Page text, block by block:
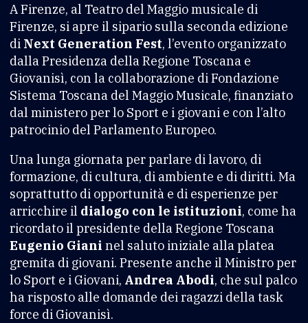
A Firenze, al Teatro del Maggio musicale di
Firenze, si apre il sipario sulla seconda edizione
di Next Generation Fest, l’evento organizzato
dalla Presidenza della Regione Toscana e
Giovanisì, con la collaborazione di Fondazione
Sistema Toscana del Maggio Musicale, finanziato
dal ministero per lo Sport e i giovani e con l’alto
patrocinio del Parlamento Europeo.
Una lunga giornata per parlare di lavoro, di
formazione, di cultura, di ambiente e di diritti. Ma
soprattutto di opportunità e di esperienze per
arricchire il dialogo con le istituzioni, come ha
ricordato il presidente della Regione Toscana
Eugenio Giani nel saluto iniziale alla platea
gremita di giovani. Presente anche il Ministro per
lo Sport e i Giovani, Andrea Abodi, che sul palco
ha risposto alle domande dei ragazzi della task
force di Giovanisì.